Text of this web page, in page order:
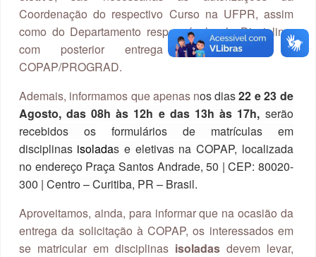
Coordenação do respectivo Curso na UFPR, assim
como do Departamento responsável pela Disciplina,
com posterior entrega do formulário à
COPAP/PROGRAD.
Ademais, informamos que apenas nos dias22 e 23 de
Agosto, das 08h às 12h e das 13h às 17h, serão
recebidos os
formulários de matrículas em
disciplinas isoladas e eletivas na COPAP, localizada
no endereço Praça Santos Andrade, 50 | CEP: 80020-
300 | Centro – Curitiba, PR – Brasil.
Aproveitamos, ainda, para informar que na ocasião da
entrega da solicitação à COPAP, os interessados em
se matricular em disciplinas isoladas devem levar,